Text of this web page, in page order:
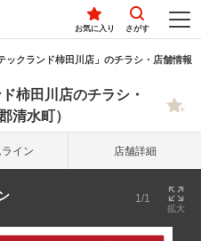
お気に入り さがす
ックランド柿田川店」のチラシ・店舗情報
柿田川店のチラシ・
清水町）
ライン 店舗詳細
1/1
拡大